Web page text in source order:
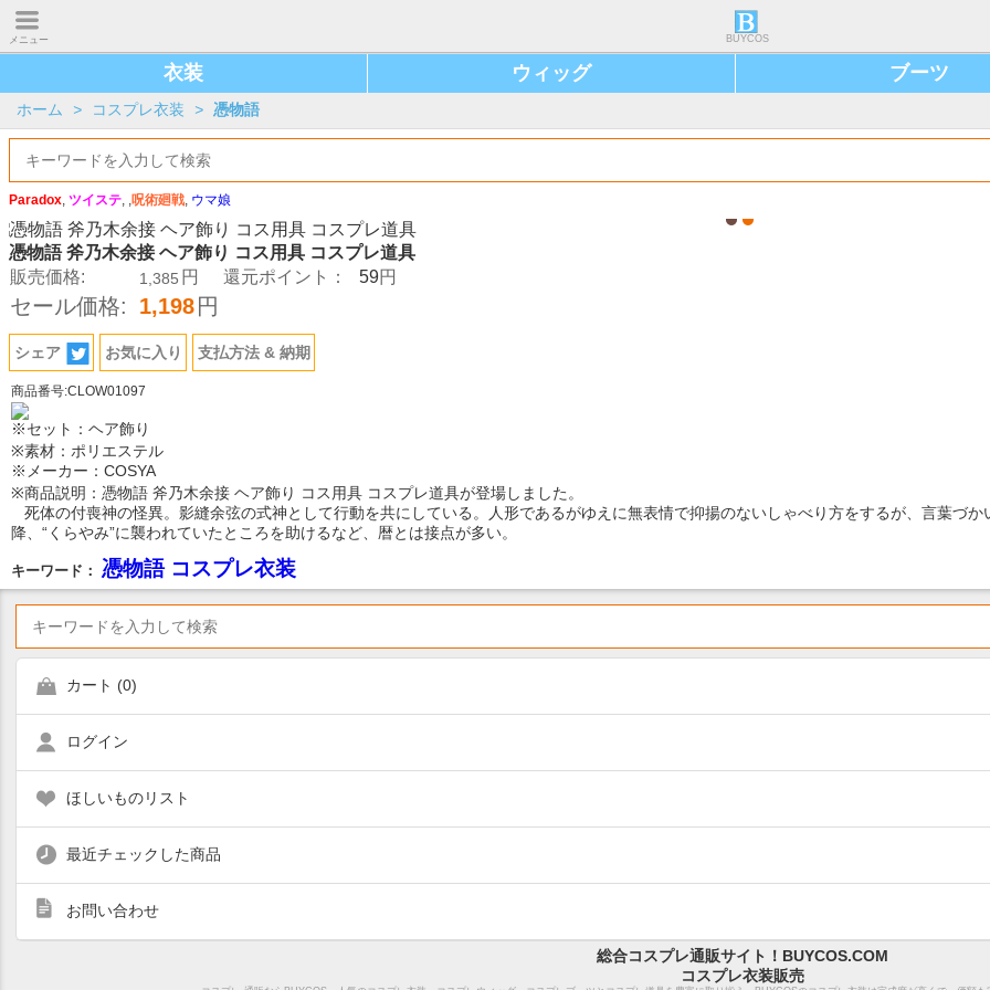
メニュー BUYCOS
衣装 ウィッグ ブーツ
ホーム > コスプレ衣装 > 憑物語
Paradox, ツイステ, ,呪術廻戦, ウマ娘
憑物語 斧乃木余接 ヘア飾り コス用具 コスプレ道具
販売価格:
1,385 円 還元ポイント： 59円
セール価格: 1,198 円
シェア お気に入り 支払方法 & 納期
商品番号:CLOW01097
※セット：ヘア飾り
※素材：ポリエステル
※メーカー：COSYA
※商品説明：憑物語 斧乃木余接 ヘア飾り コス用具 コスプレ道具が登場しました。
死体の付喪神の怪異。影縫余弦の式神として行動を共にしている。人形であるがゆえに無表情で抑揚のないしゃべり方をするが、言葉づ
降、“くらやみ”に襲われていたところを助けるなど、暦とは接点が多い。
キーワード： 憑物語 コスプレ衣装
カート (0)
ログイン
ほしいものリスト
最近チェックした商品
お問い合わせ
総合コスプレ通販サイト！BUYCOS.COM
コスプレ衣装販売